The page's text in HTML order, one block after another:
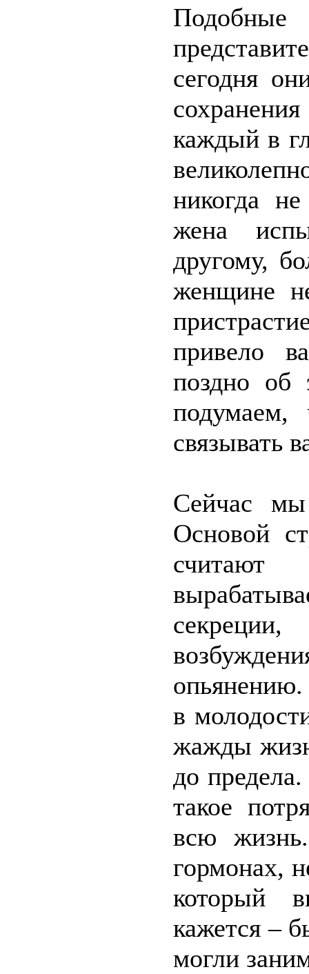
сегодня
каждый в
никогда
жена
другому,
женщине
привело
поздно об
связывать
Сейчас
Основой
в
жажды
до
такое
всю
гормонах,
который
кажется –
могли